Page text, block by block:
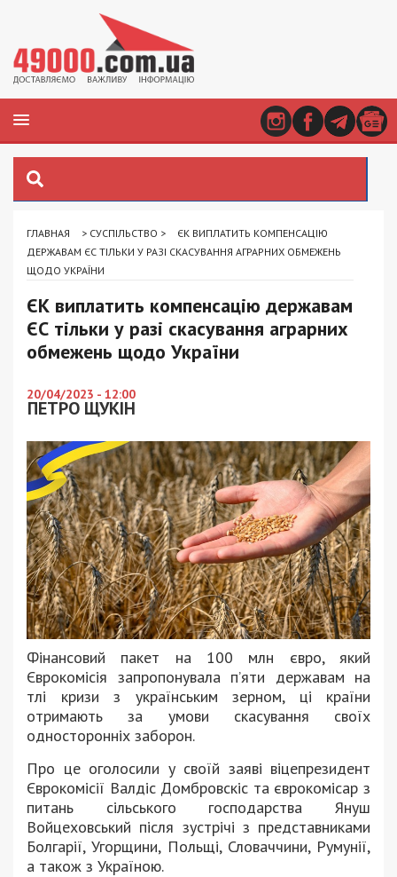
ГЛАВНАЯ > СУСПІЛЬСТВО >
ЄК ВИПЛАТИТЬ КОМПЕНСАЦІЮ
ДЕРЖАВАМ ЄС ТІЛЬКИ У РАЗІ СКАСУВАННЯ АГРАРНИХ ОБМЕЖЕНЬ
ЩОДО УКРАЇНИ
ЄК виплатить компенсацію державам
ЄС тільки у разі скасування аграрних
обмежень щодо України
20/04/2023 - 12:00
ПЕТРО ЩУКІН
Фінансовий пакет на 100 млн євро, який
Єврокомісія запропонувала п’яти державам на
тлі кризи з українським зерном, ці країни
отримають за умови скасування своїх
односторонніх заборон.
Про це оголосили у своїй заяві віцепрезидент
Єврокомісії Валдіс Домбровскіс та єврокомісар з
питань сільського господарства Януш
Войцеховський після зустрічі з представниками
Болгарії, Угорщини, Польщі, Словаччини, Румунії,
а також з Україною.